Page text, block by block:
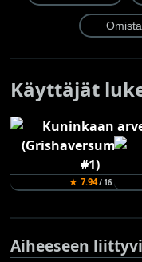
Käyttäjät
★ 7.94/ 16
Aiheeseen